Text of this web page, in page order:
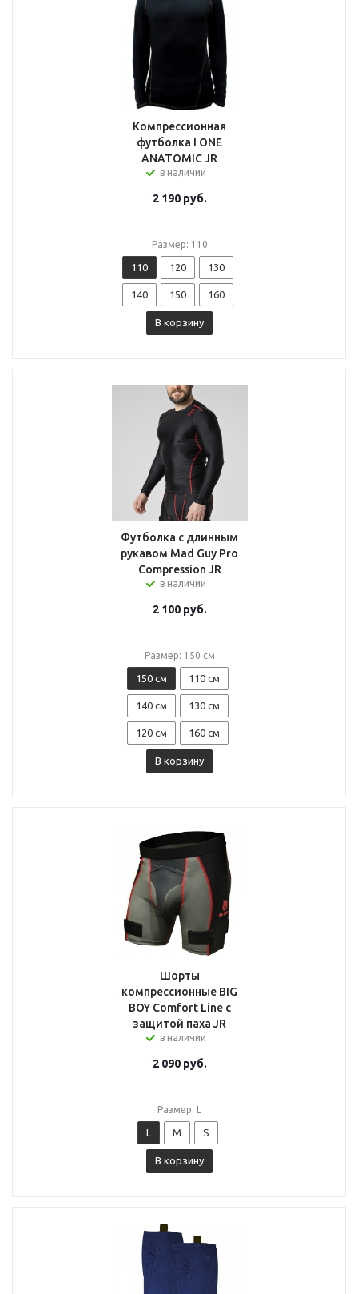
Компрессионная
футболка I ONE
ANATOMIC JR
в наличии
2 190руб.
Размер: 110
110 120 130
140 150 160
В корзину
Футболка с длинным
рукавом Mad Guy Pro
Compression JR
в наличии
2 100руб.
Размер: 150 см
150 см 110 см
140 см 130 см
120 см 160 см
В корзину
Шорты
компрессионные BIG
BOY Comfort Line с
защитой паха JR
в наличии
2 090руб.
Размер: L
L M S
В корзину